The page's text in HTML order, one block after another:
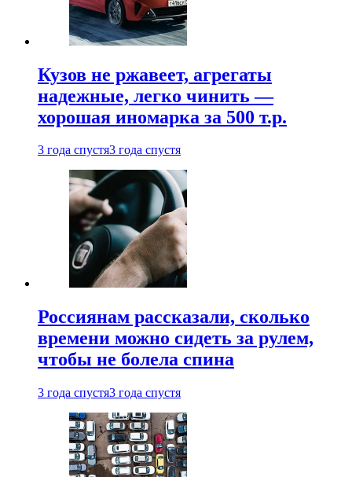
Кузов не ржавеет, агрегаты
надежные, легко чинить —
хорошая иномарка за 500 т.р.
3 года спустя3 года спустя
Россиянам рассказали, сколько
времени можно сидеть за рулем,
чтобы не болела спина
3 года спустя3 года спустя